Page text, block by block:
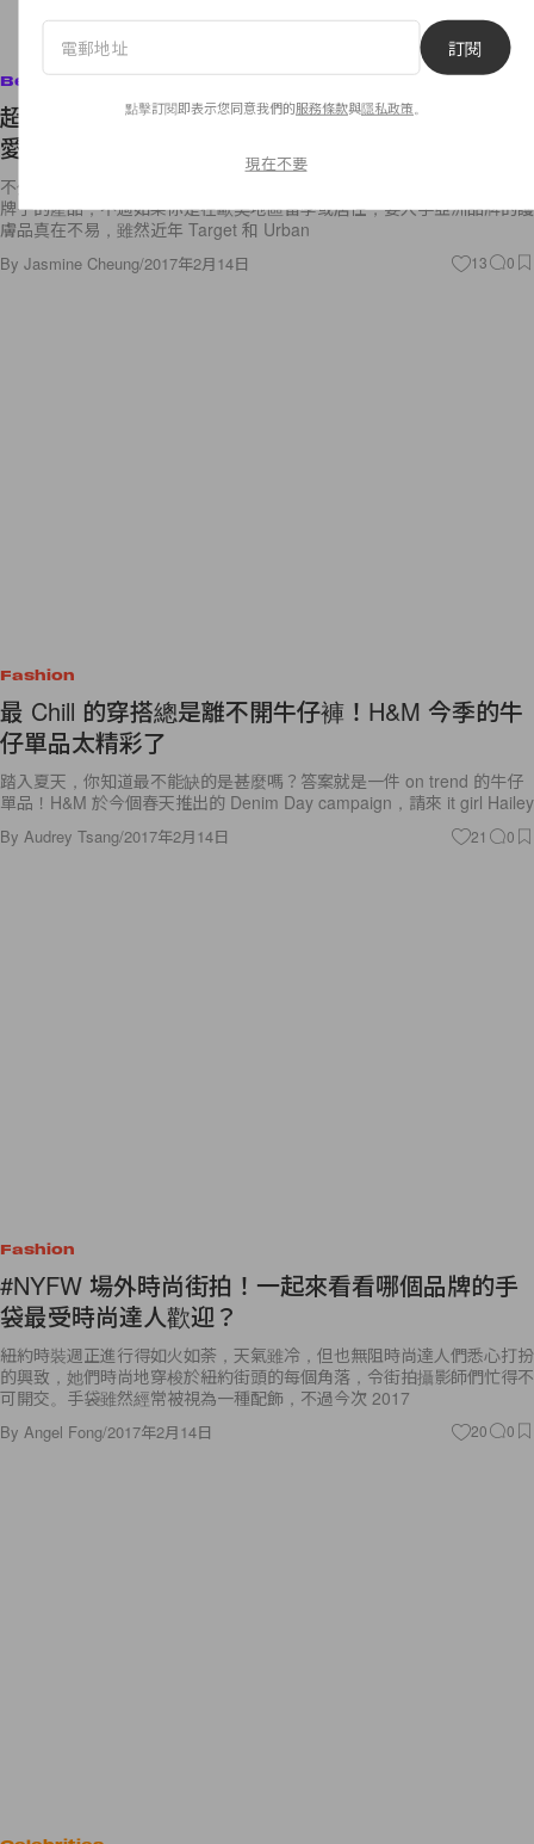
Beauty
超過 500 款 K-Beauty 美妝品進駐 Nordstrom，鍾
愛韓牌的女生們又多一個網購蒲點了！
不少女生渴望擁有韓國女星般水潤透亮的肌膚，所以日常護膚都選用韓國
牌子的產品，不過如果你是在歐美地區留學或居住，要入手亞洲品牌的護
膚品真在不易，雖然近年 Target 和 Urban
By Jasmine Cheung/2017年2月14日 13 0
Fashion
最 Chill 的穿搭總是離不開牛仔褲！H&M 今季的牛
仔單品太精彩了
踏入夏天，你知道最不能缺的是甚麼嗎？答案就是一件 on trend 的牛仔
單品！H&M 於今個春天推出的 Denim Day campaign，請來 it girl Hailey
By Audrey Tsang/2017年2月14日 21 0
Fashion
#NYFW 場外時尚街拍！一起來看看哪個品牌的手
袋最受時尚達人歡迎？
紐約時裝週正進行得如火如荼，天氣雖冷，但也無阻時尚達人們悉心打扮
的興致，她們時尚地穿梭於紐約街頭的每個角落，令街拍攝影師們忙得不
可開交。手袋雖然經常被視為一種配飾，不過今次 2017
By Angel Fong/2017年2月14日 20 0
訂閱
點擊訂閱即表示您同意我們的服務條款與隱私政策
現在不要